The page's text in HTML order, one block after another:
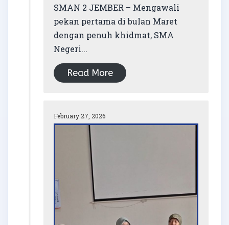
SMAN 2 JEMBER – Mengawali
pekan pertama di bulan Maret
dengan penuh khidmat, SMA
Negeri...
Read More
February 27, 2026